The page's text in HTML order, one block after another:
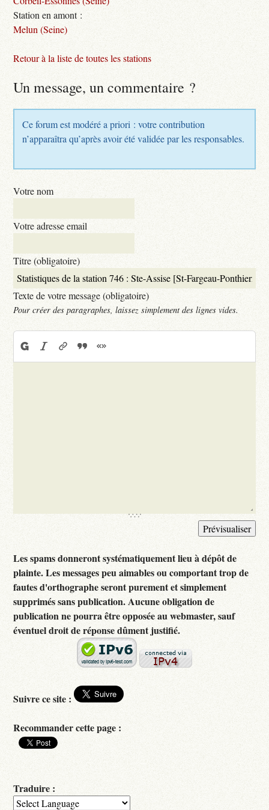
Station en amont :
Melun (Seine)
Retour à la liste de toutes les stations
Un message, un commentaire ?
Ce forum est modéré a priori : votre contribution
n’apparaîtra qu’après avoir été validée par les responsables.
Votre nom
Votre adresse email
Titre (obligatoire)
Texte de votre message (obligatoire)
Pour créer des paragraphes, laissez simplement des lignes vides.
Les spams donneront systématiquement lieu à dépôt de
plainte. Les messages peu aimables ou comportant trop de
fautes d'orthographe seront purement et simplement
supprimés sans publication. Aucune obligation de
publication ne pourra être opposée au webmaster, sauf
éventuel droit de réponse dûment justifié.
Suivre ce site :
Recommander cette page :
Traduire :